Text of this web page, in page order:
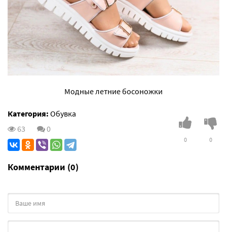
Модные летние босоножки
Категория: Обувка
63
0
0 0
Комментарии (0)